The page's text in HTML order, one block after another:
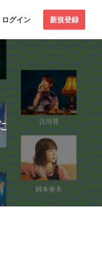
ログイン 新規登録